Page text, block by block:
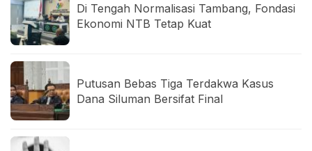
Di Tengah Normalisasi Tambang, Fondasi
Ekonomi NTB Tetap Kuat
Putusan Bebas Tiga Terdakwa Kasus
Dana Siluman Bersifat Final